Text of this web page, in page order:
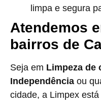
limpa e segura
Atendemos
bairros de
Seja em Limpeza de
Independência ou
cidade, a Limpex